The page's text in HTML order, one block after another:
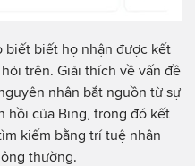
biết biết họ nhận được kết
trên. Giải thích về vấn đề
nhân bắt nguồn từ sự
hồi của Bing, trong đó kết
kiếm bằng trí tuệ nhân
thường.